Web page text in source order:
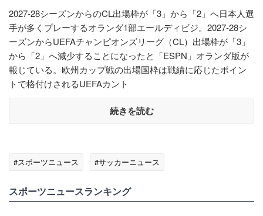
2027-28シーズンからのCL出場枠が「3」から「2」へ日本人選
手が多くプレーするオランダ1部エールディビジ。2027-28シ
ーズンからUEFAチャンピオンズリーグ（CL）出場枠が「3」
から「2」へ減少することになったと「ESPN」オランダ版が
報じている。欧州カップ戦の出場国枠は戦績に応じたポイン
トで格付けされるUEFAカント
続きを読む
#スポーツニュース #サッカーニュース
スポーツニュースランキング